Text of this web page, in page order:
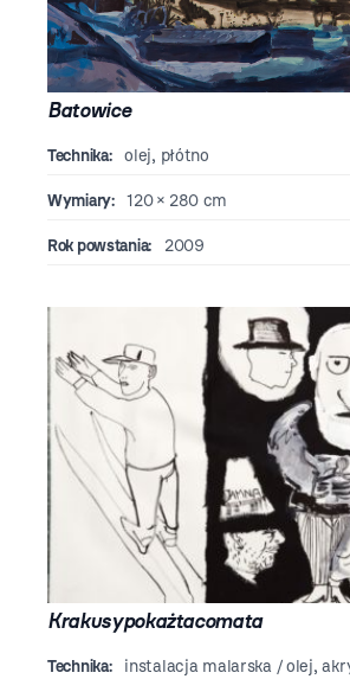
Batowice
Technika: olej, płótno
Wymiary: 120 × 280 cm
Rok powstania: 2009
Krakusypokażtacomata
Technika: instalacja malarska / olej,